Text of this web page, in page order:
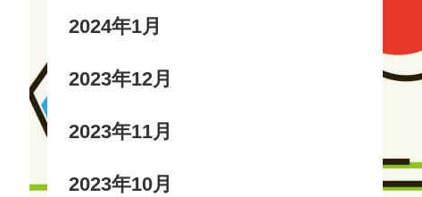
2024年1月
2023年12月
2023年11月
2023年10月